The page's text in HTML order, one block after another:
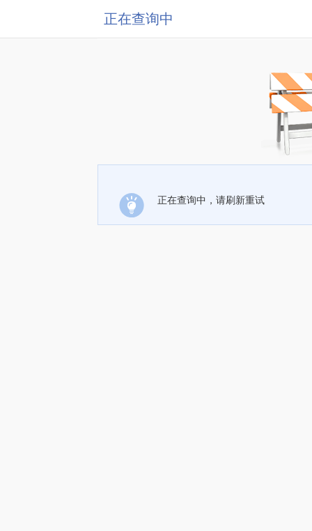
正在查询中
正在查询中，请刷新重试